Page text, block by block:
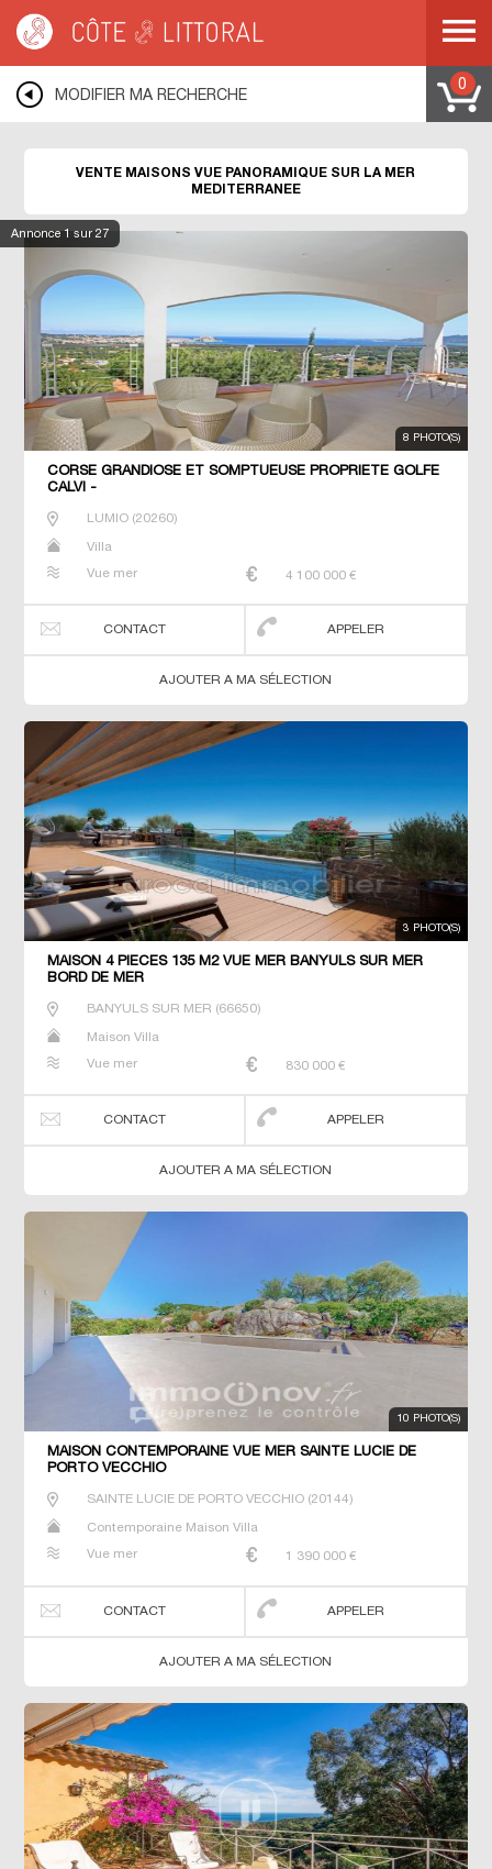
panoramique>MEDITERRANEE
MODIFIER MA RECHERCHE
0
Annonce1sur 27
VENTE MAISONS VUE PANORAMIQUE SUR LA MER
MEDITERRANEE
8 PHOTO(S)
CORSE GRANDIOSE ET SOMPTUEUSE PROPRIETE GOLFE
CALVI -
LUMIO(20260)
Villa
Vue mer 4 100 000 €
CONTACT APPELER
AJOUTER A MA SÉLECTION
3 PHOTO(S)
MAISON 4 PIECES 135 M2 VUE MER BANYULS SUR MER
BORD DE MER
BANYULS SUR MER (66650)
Maison Villa
Vue mer 830 000 €
CONTACT APPELER
AJOUTER A MA SÉLECTION
10 PHOTO(S)
MAISON CONTEMPORAINE VUE MER SAINTE LUCIE DE
PORTO VECCHIO
SAINTE LUCIE DE PORTO VECCHIO(20144)
Contemporaine Maison Villa
Vue mer 1 390 000 €
CONTACT APPELER
AJOUTER A MA SÉLECTION